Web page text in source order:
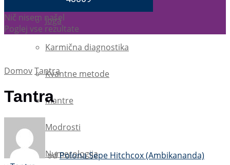
Joga
Karmična diagnostika
Kvantne metode
Mantre
Modrosti
Numerologija
Nič nisem našel
Poglej vse rezultate
DomovTantra
Tantra
odPolona Sepe Hitchcox (Ambikananda)